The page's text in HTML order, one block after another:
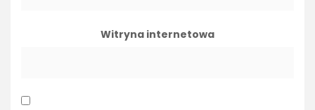
Witryna internetowa